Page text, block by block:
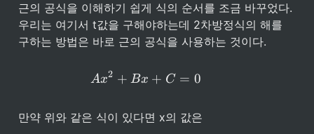
근의 공식을 이해하기 쉽게 식의 순서를 조금 바꾸었다.
우리는 여기서 t값을 구해야하는데 2차방정식의 해를
구하는 방법은 바로 근의 공식을 사용하는 것이다.
Ax^2 + Bx + C = 0
Ax2 + Bx + C = 0
만약 위와 같은 식이 있다면 x의 값은